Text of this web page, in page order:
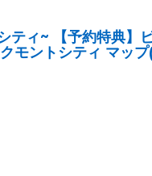
ィ~ 【予約特典】
モントシティ マッ